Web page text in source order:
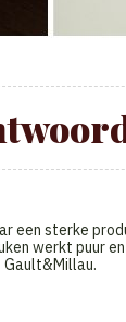
een sterke
werkt puur
Gault&Millau.